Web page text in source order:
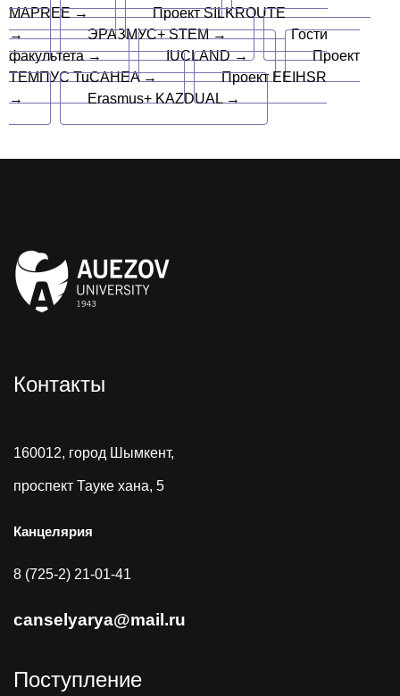
MAPREE →
Проект SILKROUTE
→
ЭРАЗМУС+ STEM →
Гости
факультета →
IUCLAND →
Проект
ТЕМПУС TuCAHEA →
Проект EEIHSR
→
Erasmus+ KAZDUAL →
Контакты
160012, город Шымкент,
проспект Тауке хана, 5
Канцелярия
8 (725-2) 21-01-41
canselyarya@mail.ru
Поступление